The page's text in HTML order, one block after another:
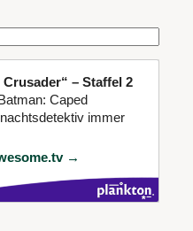
– Staffel 2
Caped
immer
→